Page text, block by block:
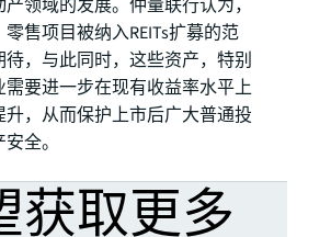
领域的发展。仲量联行认为，
售项目被纳入REITs扩募的范
待，与此同时，这些资产，特别
需要进一步在现有收益率水平上
升，从而保护上市后广大普通投
全。
获取更多